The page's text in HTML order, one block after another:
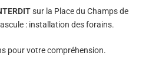
sur la Place du Champs de
: installation des forains.
pour votre compréhension.